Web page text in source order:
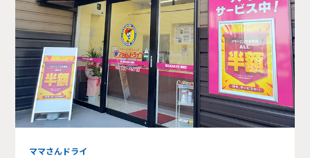
ママさんドライ